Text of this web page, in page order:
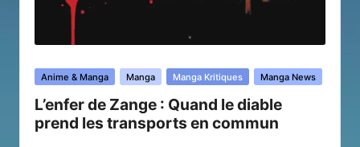
Posted
Anime & Manga Manga Manga Kritiques Manga News
L’enfer de Zange : Quand le diable
prend les transports en commun